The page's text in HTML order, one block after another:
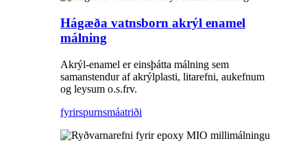
Hágæða vatnsborn akrýl enamel
málning
Akrýl-enamel er einsþátta málning sem
samanstendur af akrýlplasti, litarefni, aukefnum
og leysum o.s.frv.
fyrirspurnsmáatriði